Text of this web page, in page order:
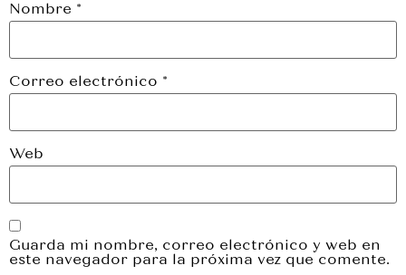
Nombre *
Correo electrónico *
Web
Guarda mi nombre, correo electrónico y web en
este navegador para la próxima vez que comente.